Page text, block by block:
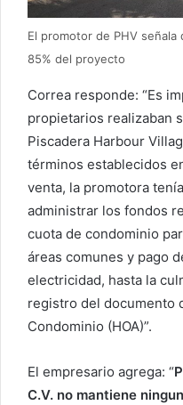
El promotor de PHV
85% del proyecto
Correa responde: “Es
propietarios realizaban
Piscadera Harbour
términos establecidos
venta, la promotora
administrar los fondos
cuota de condominio
áreas comunes y pago
electricidad, hasta la
registro del documento
Condominio (HOA)”.
El empresario agrega: “
C.V. no mantiene